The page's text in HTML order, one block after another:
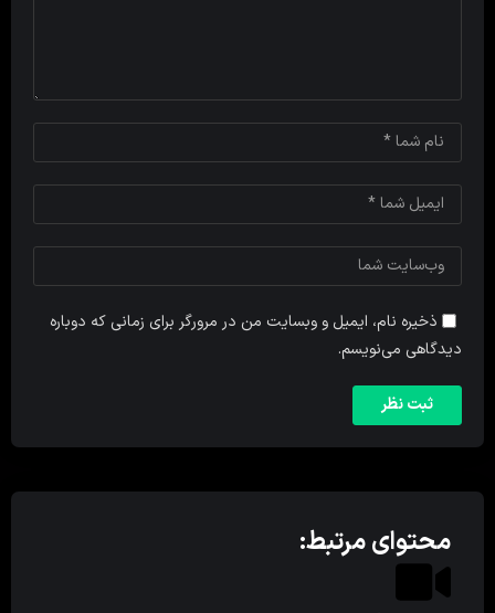
ذخیره نام، ایمیل و وبسایت من در مرورگر برای زمانی که دوباره
دیدگاهی می‌نویسم.
محتوای مرتبط: